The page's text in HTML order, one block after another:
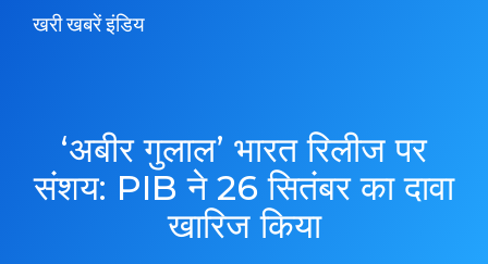
खरी खबरें इंडिय
‘अबीर गुलाल’ भारत रिलीज पर
संशय: PIB ने 26 सितंबर का दावा
खारिज किया